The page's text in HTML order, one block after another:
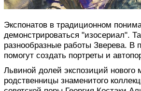
Экспонатов в традиционном
демонстрироваться "изосериал".
разнообразные работы Зверева. В
помогут создать портреты и
Львиной долей экспозиций нового
родственницы знаменитого